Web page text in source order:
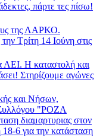
πάρτε τες πίσω!
της ΛΑΡΚΟ.
Τρίτη 14 Ιούνη στις
ΑΕΙ. Η καταστολή και
Στηρίζουμε αγώνες
και Νήσων,
"ΡΟΖΑ
διαμαρτυριας στον
6 για την κατάσταση